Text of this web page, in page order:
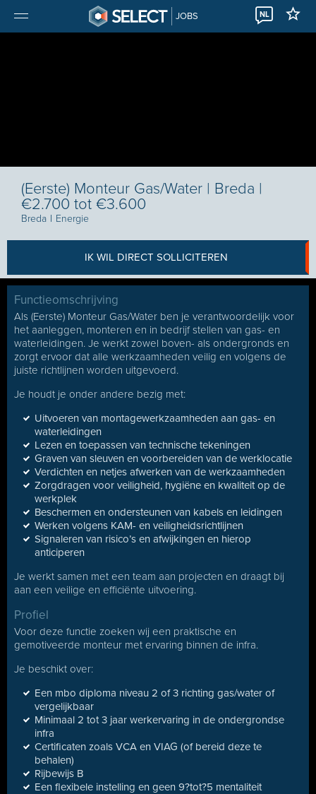
JOBS NL
(Eerste) Monteur Gas/Water | Breda |
€2.700 tot €3.600
Breda I Energie
IK WIL DIRECT SOLLICITEREN
Functieomschrijving
Als (Eerste) Monteur Gas/Water ben je verantwoordelijk voor
het aanleggen, monteren en in bedrijf stellen van gas- en
waterleidingen. Je werkt zowel boven- als ondergronds en
zorgt ervoor dat alle werkzaamheden veilig en volgens de
juiste richtlijnen worden uitgevoerd.
Je houdt je onder andere bezig met:
Uitvoeren van montagewerkzaamheden aan gas- en
waterleidingen
Lezen en toepassen van technische tekeningen
Graven van sleuven en voorbereiden van de werklocatie
Verdichten en netjes afwerken van de werkzaamheden
Zorgdragen voor veiligheid, hygiëne en kwaliteit op de
werkplek
Beschermen en ondersteunen van kabels en leidingen
Werken volgens KAM- en veiligheidsrichtlijnen
Signaleren van risico’s en afwijkingen en hierop
anticiperen
Je werkt samen met een team aan projecten en draagt bij
aan een veilige en efficiënte uitvoering.
Profiel
Voor deze functie zoeken wij een praktische en
gemotiveerde monteur met ervaring binnen de infra.
Je beschikt over:
Een mbo diploma niveau 2 of 3 richting gas/water of
vergelijkbaar
Minimaal 2 tot 3 jaar werkervaring in de ondergrondse
infra
Certificaten zoals VCA en VIAG (of bereid deze te
behalen)
Rijbewijs B
Een flexibele instelling en geen 9?tot?5 mentaliteit